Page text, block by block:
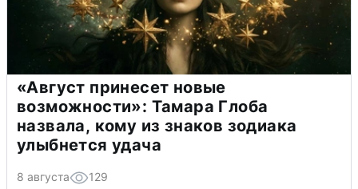
«Август принесет новые
возможности»: Тамара Глоба
назвала, кому из знаков зодиака
улыбнется удача
8 августа 129